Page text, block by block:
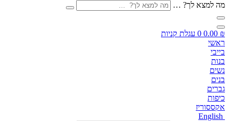
מה למצא לך? …
0.00 ₪
0 עגלת קניות
ראשי
בייבי
בנות
נשים
בנים
גברים
כיפות
אקססוריז
English